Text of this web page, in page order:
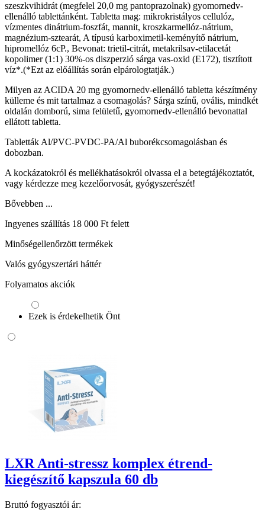
szeszkvihidrát (megfelel 20,0 mg pantoprazolnak) gyomornedv-
ellenálló tablettánként. Tabletta mag: mikrokristályos cellulóz,
vízmentes dinátrium-foszfát, mannit, kroszkarmellóz-nátrium,
magnézium-sztearát, A típusú karboximetil-keményítő nátrium,
hipromellóz 6cP., Bevonat: trietil-citrát, metakrilsav-etilacetát
kopolimer (1:1) 30%-os diszperzió sárga vas-oxid (E172), tisztított
víz*.(*Ezt az előállítás során elpárologtatják.)
Milyen az ACIDA 20 mg gyomornedv-ellenálló tabletta készítmény
külleme és mit tartalmaz a csomagolás? Sárga színű, ovális, mindkét
oldalán domború, sima felületű, gyomornedv-ellenálló bevonattal
ellátott tabletta.
Tabletták Al/PVC-PVDC-PA/Al buborékcsomagolásban és
dobozban.
A kockázatokról és mellékhatásokról olvassa el a betegtájékoztatót,
vagy kérdezze meg kezelőorvosát, gyógyszerészét!
Bővebben ...
Ingyenes szállítás 18 000 Ft felett
Minőségellenőrzött termékek
Valós gyógyszertári háttér
Folyamatos akciók
Ezek is érdekelhetik Önt
LXR Anti-stressz komplex étrend-
kiegészítő kapszula 60 db
Bruttó fogyasztói ár: